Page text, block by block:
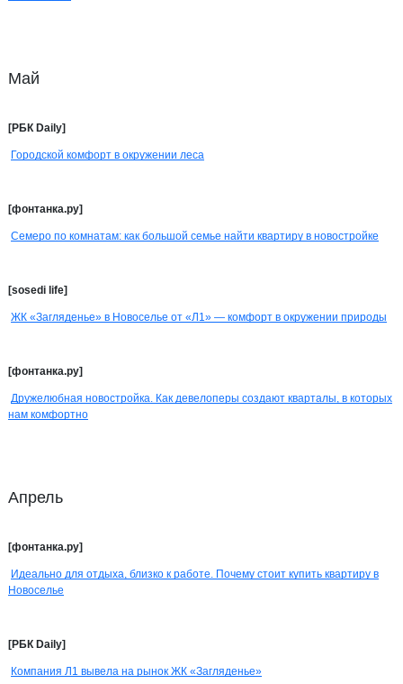
Май
[РБК Daily]
Городской комфорт в окружении леса
[фонтанка.ру]
Семеро по комнатам: как большой семье найти квартиру в новостройке
[sosedi life]
ЖК «Загляденье» в Новоселье от «Л1» — комфорт в окружении природы
[фонтанка.ру]
Дружелюбная новостройка. Как девелоперы создают кварталы, в которых
нам комфортно
Апрель
[фонтанка.ру]
Идеально для отдыха, близко к работе. Почему стоит купить квартиру в
Новоселье
[РБК Daily]
Компания Л1 вывела на рынок ЖК «Загляденье»